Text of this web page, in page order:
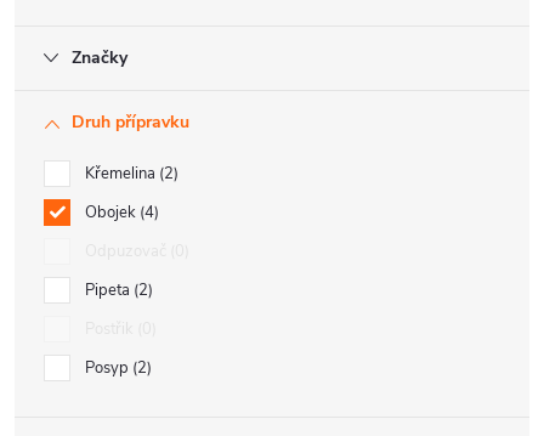
Značky
Druh přípravku
Křemelina 2
Obojek 4
Pipeta 2
Posyp 2